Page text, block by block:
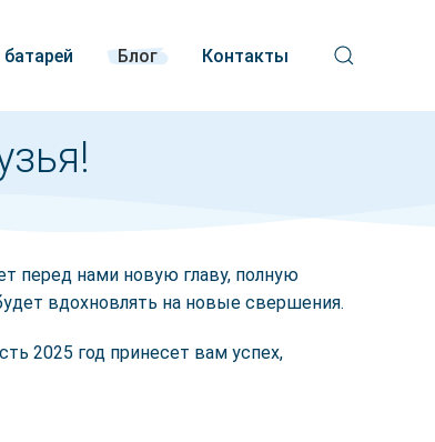
Блог Контакты
перед нами новую главу, полную
вдохновлять на новые свершения.
2025 год принесет вам успех,